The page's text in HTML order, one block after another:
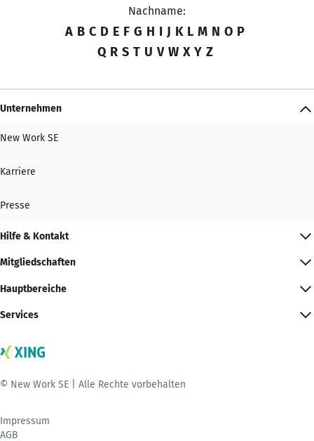
Nachname:
A B C D E F G H I J K L M N O P
Q R S T U V W X Y Z
Unternehmen
New Work SE
Karriere
Presse
Hilfe & Kontakt
Mitgliedschaften
Hauptbereiche
Services
© New Work SE | Alle Rechte vorbehalten
Impressum
AGB